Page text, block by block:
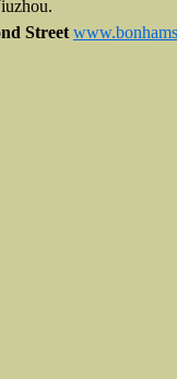
Street